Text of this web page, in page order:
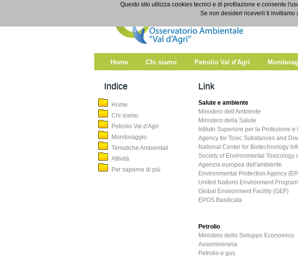
Home Chi siamo Petrolio Val d'Agri
Indice
Home
Chi siamo
Petrolio Val d'Agri
Monitoraggio
Tematiche Ambientali
Attività
Per saperne di più
Link
Salute e ambiente
Ministero dell'Ambiente
Ministero della Salute
Istituto Superiore per la Protezione
Agency for Toxic Substances and
National Center for Biotechnology
Society of Environmental Toxicology
Agenzia europea dell'ambiente
Environmental Protection Agency
United Nations Environment
Global Environment Facility (GEF)
EPOS Basilicata
Petrolio
Ministero dello Sviluppo Economico
Assomineraria
Petrolio e gas
Questo sito utilizza cookies tecnici e di profilazione e consente
Se non desideri riceverli ti invitiamo